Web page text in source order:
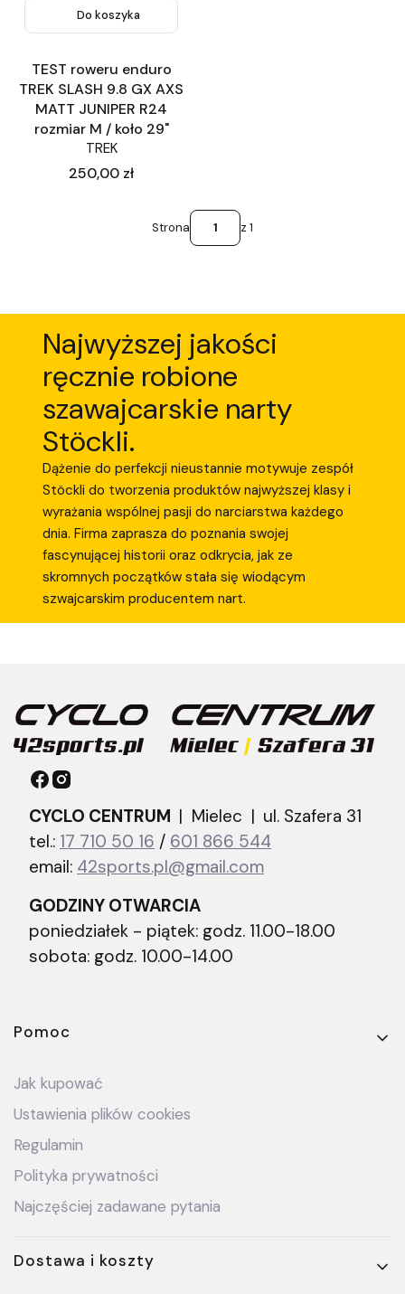
Do koszyka
TEST roweru enduro
TREK SLASH 9.8 GX AXS
MATT JUNIPER R24
rozmiar M / koło 29"
TREK
Cena
250,00 zł
Strona z 1
Najwyższej jakości
ręcznie robione
szawajcarskie narty
Stöckli.
Dążenie do perfekcji nieustannie motywuje zespół
Stöckli do tworzenia produktów najwyższej klasy i
wyrażania wspólnej pasji do narciarstwa każdego
dnia. Firma zaprasza do poznania swojej
fascynującej historii oraz odkrycia, jak ze
skromnych początków stała się wiodącym
szwajcarskim producentem nart.
CYCLO CENTRUM | Mielec | ul. Szafera 31
tel.: 17 710 50 16 / 601 866 544
email: 42sports.pl@gmail.com
GODZINY OTWARCIA
poniedziałek - piątek: godz. 11.00-18.00
sobota: godz. 10.00-14.00
Linki w stopce
Pomoc
Jak kupować
Ustawienia plików cookies
Regulamin
Polityka prywatności
Najczęściej zadawane pytania
Dostawa i koszty